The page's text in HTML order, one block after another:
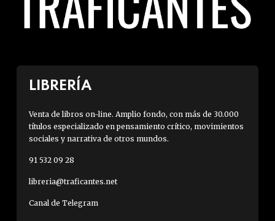
LIBRERÍA
Venta de libros on-line. Amplio fondo, con más de 30.000
títulos especializado en pensamiento crítico, movimientos
sociales y narrativa de otros mundos.
91 532 09 28
libreria@traficantes.net
Canal de Telegram